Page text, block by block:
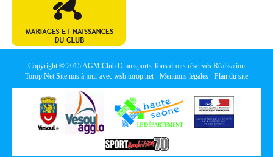
Copyright © 2015 AGM Club Omnisports Tous droits réservés Réalisation
Torop.Net Site mis à jour avec wsb.torop.net - Mentions légales - Plan du site